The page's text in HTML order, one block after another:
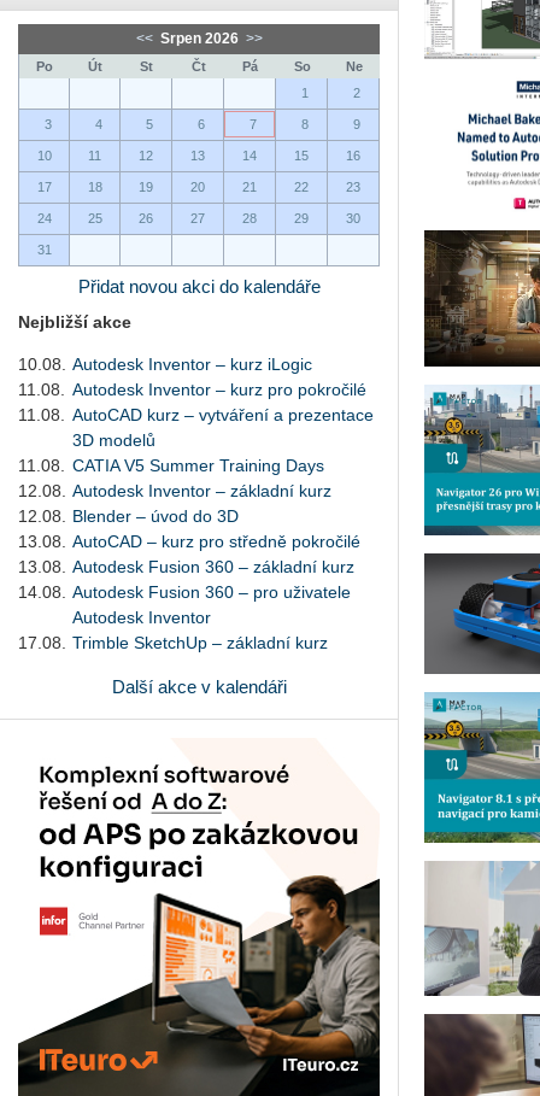
<< Srpen 2026 >>
Po Út St Čt Pá So
Ne
1
2
3 4 5 6 7 8 9
10 11 12 13 14 15 16
17 18 19 20 21 22 23
24 25 26 27 28 29 30
31
Přidat novou akci do kalendáře
Nejbližší akce
10.08.
Autodesk Inventor – kurz iLogic
11.08.
Autodesk Inventor – kurz pro pokročilé
11.08.
AutoCAD kurz – vytváření a prezentace
3D modelů
11.08.
CATIA V5 Summer Training Days
12.08.
Autodesk Inventor – základní kurz
12.08.
Blender – úvod do 3D
13.08.
AutoCAD – kurz pro středně pokročilé
13.08.
Autodesk Fusion 360 – základní kurz
14.08.
Autodesk Fusion 360 – pro uživatele
Autodesk Inventor
17.08.
Trimble SketchUp – základní kurz
Další akce v kalendáři